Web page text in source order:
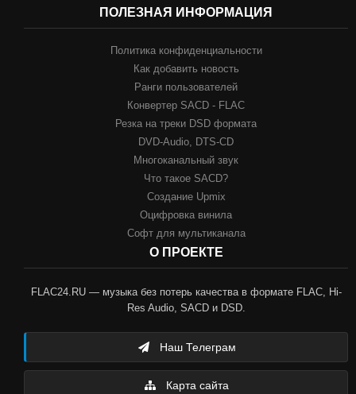
ПОЛЕЗНАЯ ИНФОРМАЦИЯ
Политика конфиденциальности
Как добавить новость
Ранги пользователей
Конвертер SACD - FLAC
Резка на треки DSD формата
DVD-Audio, DTS-CD
Многоканальный звук
Что такое SACD?
Создание Upmix
Оцифровка винила
Софт для мультиканала
О ПРОЕКТЕ
FLAC24.RU — музыка без потерь качества в формате FLAC, Hi-
Res Audio, SACD и DSD.
Наш Телеграм
Карта сайта